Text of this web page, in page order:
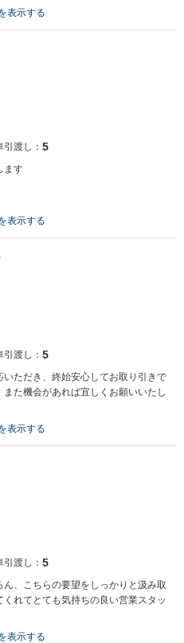
予想以上の高額査定をご提示いただ
、車の引取り当日も買取店から依頼
バスで来られて、売却する車に乗っ
。 この度は、査定～引取り～売却金
たしましたので、不安も無く大変助
再度利用したいと思いました。
表示する
引渡し： 5
ます
表示する
引渡し： 5
ただき、終始安心してお取り引きで
た機会があれば宜しくお願いいたし
表示する
引渡し： 5
、こちらの要望をしっかりと汲み取
れてとても気持ちの良い営業スタッ
表示する